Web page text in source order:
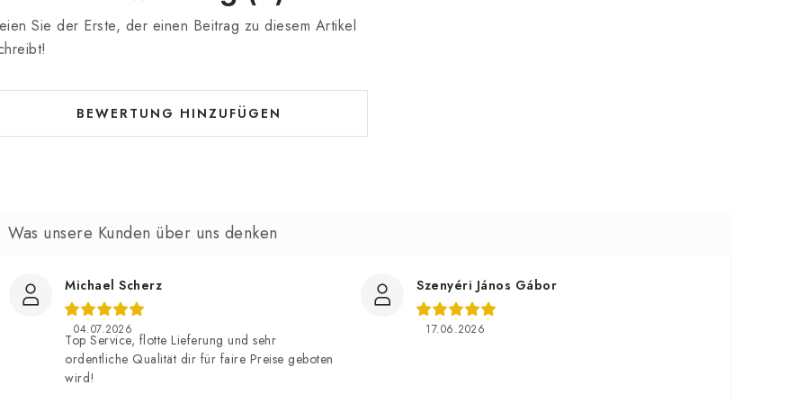
Sie der Erste, der einen Beitrag zu diesem Artikel
BEWERTUNG HINZUFÜGEN
Michael Scherz
04.07.2026
Top Service, flotte Lieferung und sehr
ordentliche Qualität dir für faire Preise geboten
wird!
Szenyéri János Gábor
17.06.2026